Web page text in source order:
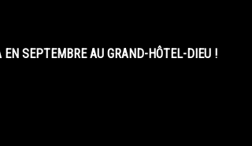
SEPTEMBRE AU GRAND-HÔTEL-DIEU !